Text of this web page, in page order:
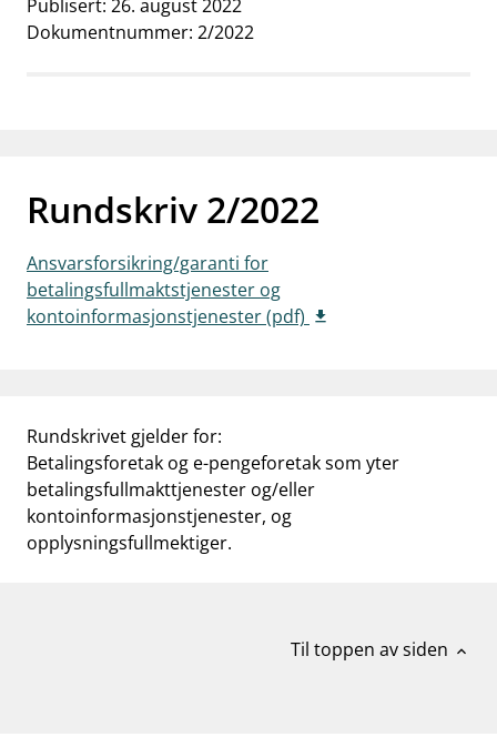
work_outlineJobb hos oss
Publisert: 26. august 2022
Dokumentnummer: 2/2022
Rundskriv 2/2022
Ansvarsforsikring/garanti for
betalingsfullmaktstjenester og
kontoinformasjonstjenester (pdf)
Rundskrivet gjelder for:
Betalingsforetak og e-pengeforetak som yter
betalingsfullmakttjenester og/eller
kontoinformasjonstjenester, og
opplysningsfullmektiger.
Til toppen av siden expand_less